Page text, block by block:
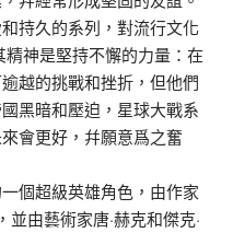
持久的系列，對流行文化
神是堅持不懈的力量：在
越的挑戰和挫折，但他們
黑暗和壓迫，星球大戰系
會更好，幷願意爲之奮
個超級英雄角色，由作家
並由藝術家唐·赫克和傑克·